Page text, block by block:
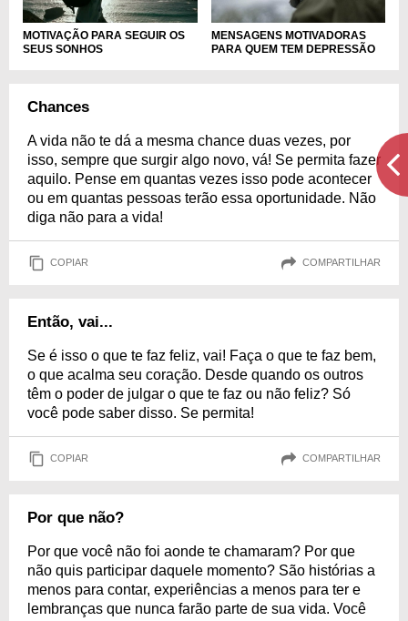
MOTIVAÇÃO PARA SEGUIR OS
SEUS SONHOS
MENSAGENS MOTIVADORAS
PARA QUEM TEM DEPRESSÃO
Chances
A vida não te dá a mesma chance duas vezes, por
isso, sempre que surgir algo novo, vá! Se permita fazer
aquilo. Pense em quantas vezes isso pode acontecer
ou em quantas pessoas terão essa oportunidade. Não
diga não para a vida!
COPIAR COMPARTILHAR
Então, vai...
Se é isso o que te faz feliz, vai! Faça o que te faz bem,
o que acalma seu coração. Desde quando os outros
têm o poder de julgar o que te faz ou não feliz? Só
você pode saber disso. Se permita!
COPIAR COMPARTILHAR
Por que não?
Por que você não foi aonde te chamaram? Por que
não quis participar daquele momento? São histórias a
menos para contar, experiências a menos para ter e
lembranças que nunca farão parte de sua vida. Você